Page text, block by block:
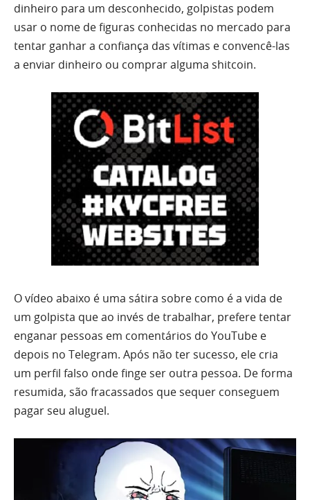
dinheiro para um desconhecido, golpistas podem
usar o nome de figuras conhecidas no mercado para
tentar ganhar a confiança das vítimas e convencê-las
a enviar dinheiro ou comprar alguma shitcoin.
O vídeo abaixo é uma sátira sobre como é a vida de
um golpista que ao invés de trabalhar, prefere tentar
enganar pessoas em comentários do YouTube e
depois no Telegram. Após não ter sucesso, ele cria
um perfil falso onde finge ser outra pessoa. De forma
resumida, são fracassados que sequer conseguem
pagar seu aluguel.